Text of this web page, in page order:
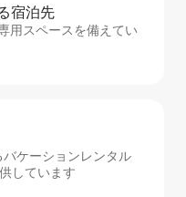
宿⁠泊⁠先
用スペースを備えてい
ケーションレンタル
しています